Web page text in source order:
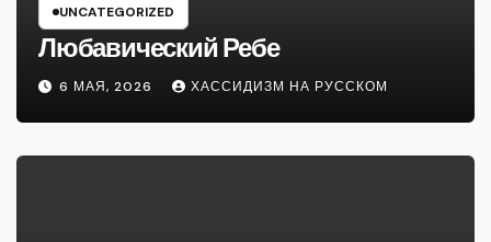
UNCATEGORIZED
Любавический Ребе
6 МАЯ, 2026 ХАССИДИЗМ НА РУССКОМ